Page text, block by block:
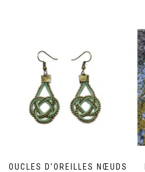
BOUCLES D’OREILLES NŒUDS